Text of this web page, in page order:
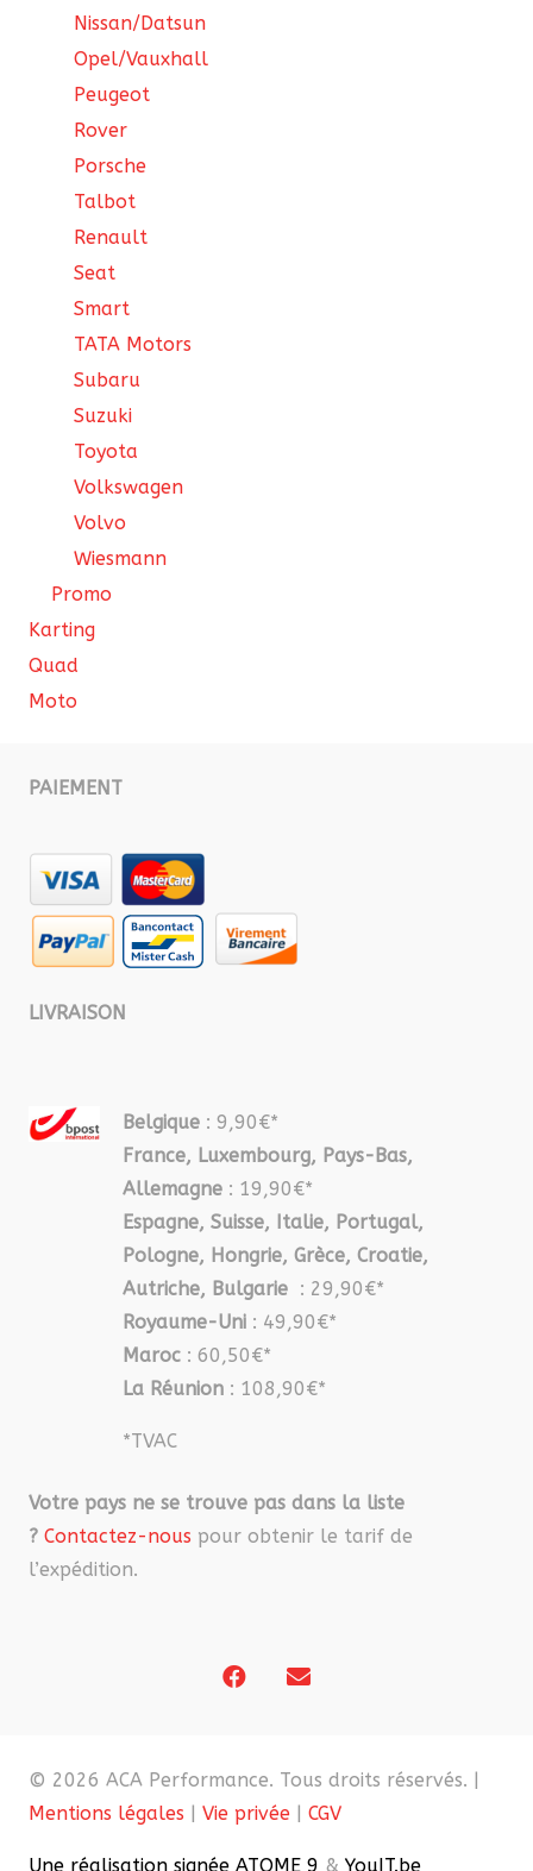
Nissan/Datsun
Opel/Vauxhall
Peugeot
Rover
Porsche
Talbot
Renault
Seat
Smart
TATA Motors
Subaru
Suzuki
Toyota
Volkswagen
Volvo
Wiesmann
Promo
Karting
Quad
Moto
PAIEMENT
LIVRAISON
Belgique : 9,90€*
France, Luxembourg, Pays-Bas,
Allemagne : 19,90€*
Espagne, Suisse, Italie, Portugal,
Pologne, Hongrie, Grèce, Croatie,
Autriche, Bulgarie : 29,90€*
Royaume-Uni : 49,90€*
Maroc : 60,50€*
La Réunion : 108,90€*
*TVAC
Votre pays ne se trouve pas dans la liste
? Contactez-nous pour obtenir le tarif de
l’expédition.
© 2026 ACA Performance. Tous droits réservés. |
Mentions légales | Vie privée | CGV
Une réalisation signée ATOME 9 & YouIT.be